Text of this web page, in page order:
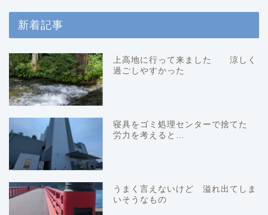
新着記事
上高地に行って来ました 涼しく
過ごしやすかった
寝具をゴミ処理センターで捨てた
労力を考えると…
うまく言えないけど 溢れ出てしま
いそうなもの